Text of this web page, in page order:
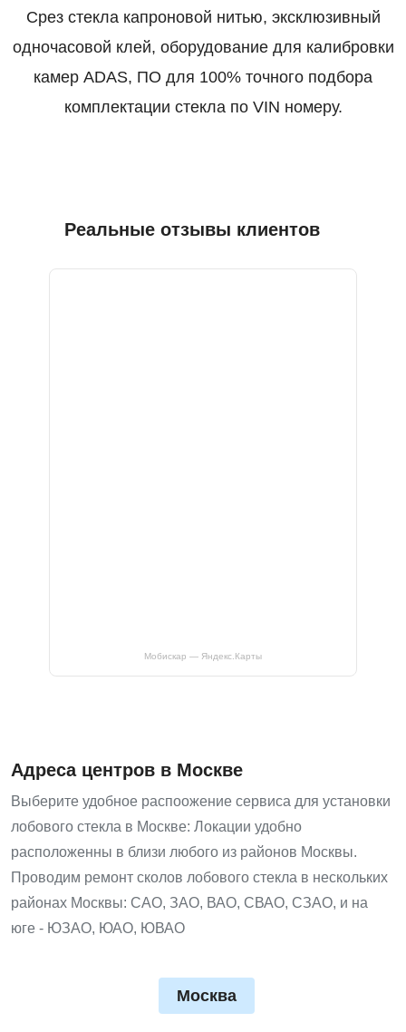
Срез стекла капроновой нитью, эксклюзивный
одночасовой клей, оборудование для калибровки
камер ADAS, ПО для 100% точного подбора
комплектации стекла по VIN номеру.
Реальные отзывы клиентов
Мобискар — Яндекс.Карты
Адреса центров в Москве
Выберите удобное распоожение сервиса для установки
лобового стекла в Москве: Локации удобно
расположенны в близи любого из районов Москвы.
Проводим ремонт сколов лобового стекла в нескольких
районах Москвы: САО, ЗАО, ВАО, СВАО, СЗАО, и на
юге - ЮЗАО, ЮАО, ЮВАО
Москва